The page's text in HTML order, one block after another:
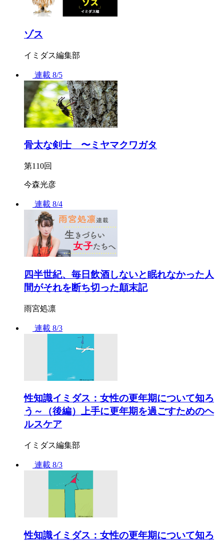
ゾス
イミダス編集部
連載 8/5
骨太な剣士 〜ミヤマクワガタ
第110回
今森光彦
連載 8/4
四半世紀、毎日飲酒しないと眠れなかった人
間がそれを断ち切った顛末記
雨宮処凛
連載 8/3
性知識イミダス：女性の更年期について知ろ
う～（後編）上手に更年期を過ごすためのヘ
ルスケア
イミダス編集部
連載 8/3
性知識イミダス：女性の更年期について知ろ